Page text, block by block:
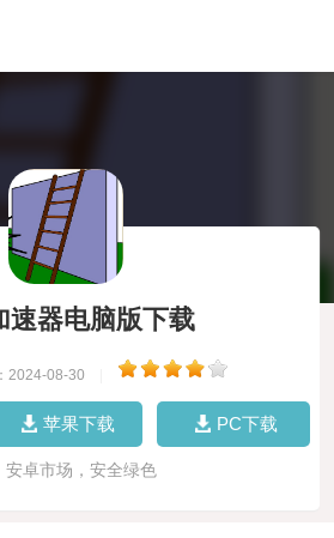
速器电脑版下载
2024-08-30
苹果下载 PC下载
安卓市场，安全绿色